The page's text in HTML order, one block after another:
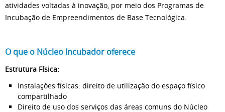
atividades voltadas à inovação, por meio dos Programas de
Incubação de Empreendimentos de Base Tecnológica.
O que o Núcleo Incubador oferece
Estrutura Física:
Instalações físicas: direito de utilização do espaço físico
compartilhado
Direito de uso dos serviços das áreas comuns do Núcleo